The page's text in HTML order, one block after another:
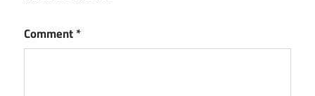
Comment*